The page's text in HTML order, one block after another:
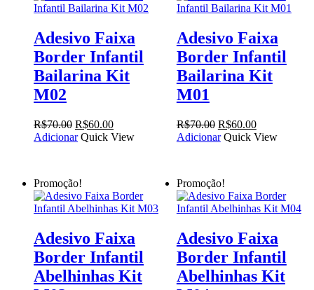
Adesivo Faixa
Border Infantil
Bailarina Kit
M02
R$70.00 O
preço
R$60.00O
preço
Adicionar Quick View
Adesivo Faixa
Border Infantil
Bailarina Kit
M01
R$70.00 O
preço
R$60.00O
preço
Adicionar Quick View
Promoção!
Adesivo Faixa
Border Infantil
Abelhinhas Kit
Promoção!
Adesivo Faixa
Border Infantil
Abelhinhas Kit